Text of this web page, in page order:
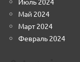
Май 2024
Март 2024
Февраль 2024